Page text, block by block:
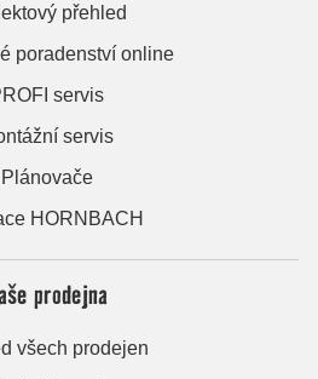
přehled
poradenství online
servis
servis
Plánovače
HORNBACH
prodejna
všech prodejen